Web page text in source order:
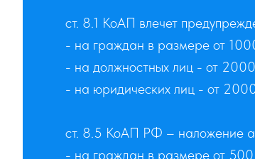
ст. 8.1 КоАП влечет
- на граждан в размере от
- на должностных лиц - от
- на юридических лиц - от
ст. 8.5 КоАП РФ – наложение
- на граждан в размере от